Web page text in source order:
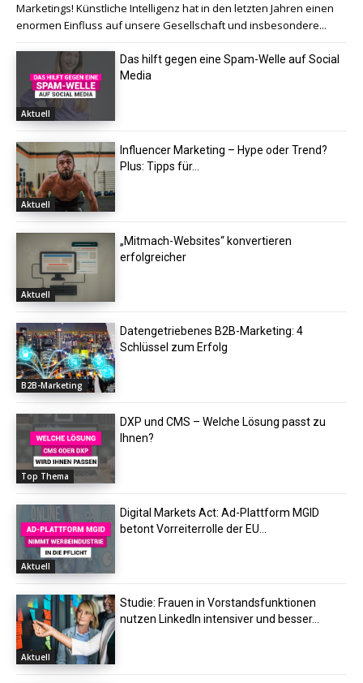
Marketings! Künstliche Intelligenz hat in den letzten Jahren einen
enormen Einfluss auf unsere Gesellschaft und insbesondere...
Aktuell
Das hilft gegen eine Spam-Welle auf Social
Media
Aktuell
Influencer Marketing – Hype oder Trend?
Plus: Tipps für...
Aktuell
„Mitmach-Websites“ konvertieren
erfolgreicher
B2B-Marketing
Datengetriebenes B2B-Marketing: 4
Schlüssel zum Erfolg
Top Thema
DXP und CMS – Welche Lösung passt zu
Ihnen?
Aktuell
Digital Markets Act: Ad-Plattform MGID
betont Vorreiterrolle der EU...
Aktuell
Studie: Frauen in Vorstandsfunktionen
nutzen LinkedIn intensiver und besser...